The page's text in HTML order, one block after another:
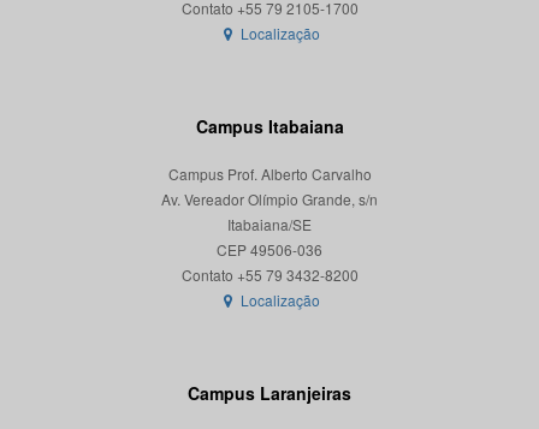
Localização
Campus Itabaiana
Campus Prof. Alberto Carvalho
Av. Vereador Olímpio Grande, s/n
Itabaiana/SE
CEP 49506-036
Localização
Campus Laranjeiras